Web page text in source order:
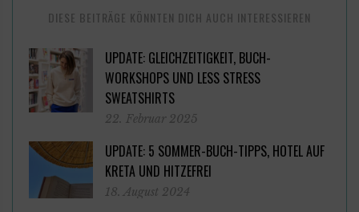
DIESE BEITRÄGE KÖNNTEN DICH AUCH INTERESSIEREN
UPDATE: GLEICHZEITIGKEIT, BUCH-
WORKSHOPS UND LESS STRESS
SWEATSHIRTS
22. Februar 2025
UPDATE: 5 SOMMER-BUCH-TIPPS, HOTEL AUF
KRETA UND HITZEFREI
18. August 2024